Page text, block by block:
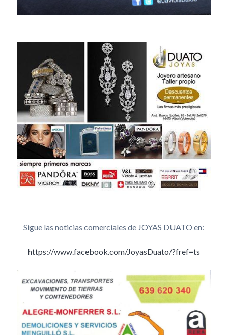
Sigue las noticias comerciales de JOYAS DUATO en:
https://www.facebook.com/JoyasDuato/?fref=ts